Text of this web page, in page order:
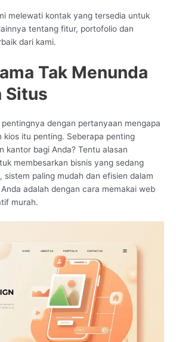
melewati kontak yang tersedia untuk
tentang fitur, portofolio dan
dari kami.
Tak Menunda
Situs
dengan pertanyaan mengapa
kios itu penting. Seberapa penting
kantor bagi Anda? Tentu alasan
membesarkan bisnis yang sedang
sistem paling mudah dan efisien dalam
adalah dengan cara memakai web
murah.